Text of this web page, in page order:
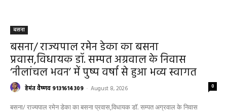
बसना
बसना/ राज्यपाल रमेन डेका का बसना
प्रवास,विधायक डॉ. सम्पत अग्रवाल के निवास
‘नीलांचल भवन’ में पुष्प वर्षा से हुआ भव्य स्वागत
हेमंत वैष्णव 9131614309 - August 8, 2026 0
बसना/ राज्यपाल रमेन डेका का बसना प्रवास,विधायक डॉ. सम्पत अग्रवाल के निवास